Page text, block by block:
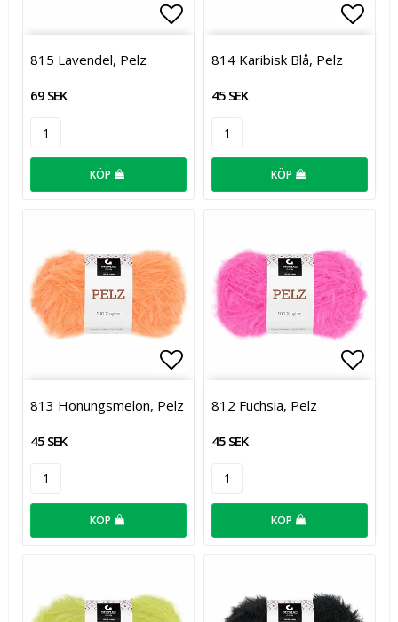
Lägg till i favoritlistan
815 Lavendel, Pelz
69 SEK
KÖP
814 Karibisk Blå, Pelz
45 SEK
KÖP
Lägg till i favoritlistan
813 Honungsmelon, Pelz
45 SEK
KÖP
812 Fuchsia, Pelz
45 SEK
KÖP